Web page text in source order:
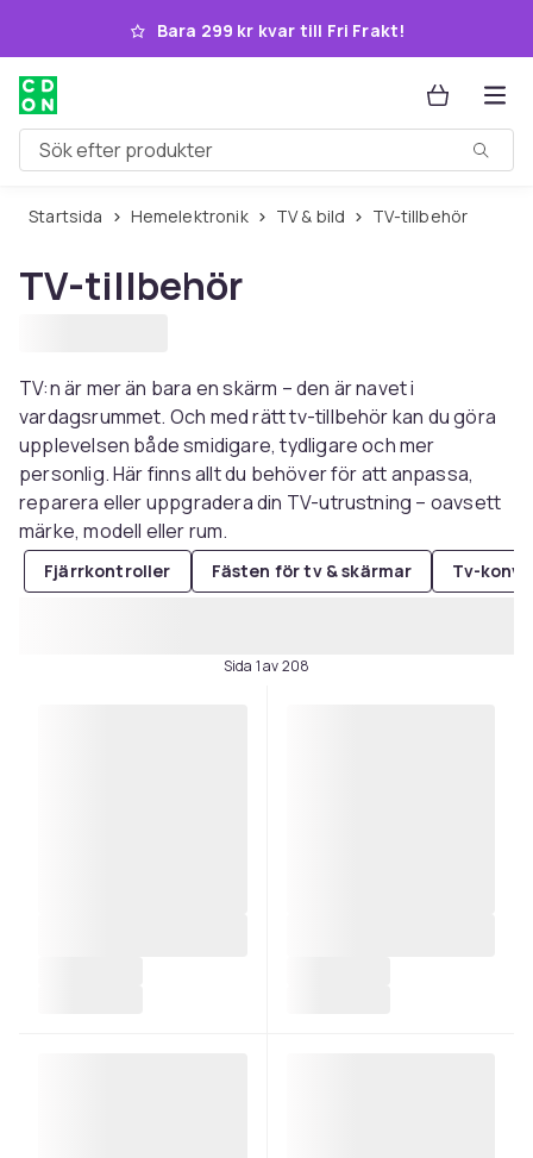
Hoppa till huvudinnehållet
Bara 299 kr kvar till Fri Frakt!
Sök efter produkter
Startsida Hemelektronik TV & bild TV-tillbehör
TV-tillbehör
TV:n är mer än bara en skärm – den är navet i
vardagsrummet. Och med rätt tv-tillbehör kan du göra
upplevelsen både smidigare, tydligare och mer
personlig. Här finns allt du behöver för att anpassa,
reparera eller uppgradera din TV-utrustning – oavsett
märke, modell eller rum.
Fjärrkontroller Fästen för tv & skärmar Tv-
Sida 1 av 208